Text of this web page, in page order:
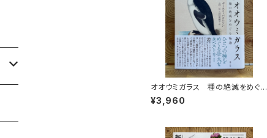
オオウミガラス 種の絶滅をめぐる
物語
¥3,960